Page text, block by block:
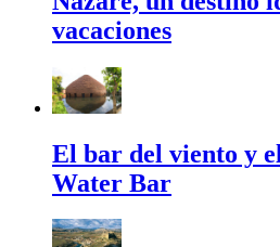
vacaciones
El bar del viento y
Water Bar